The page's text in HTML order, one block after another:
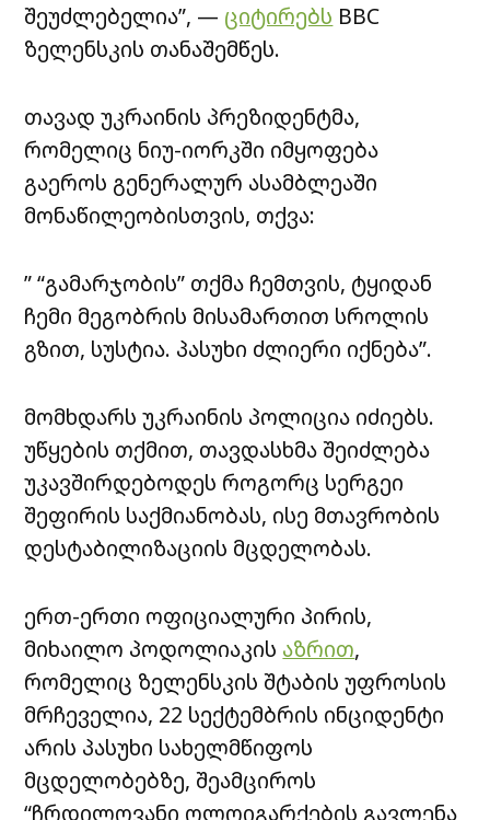
შეუძლებელია”, — ციტირებს BBC
ზელენსკის თანაშემწეს.
თავად უკრაინის პრეზიდენტმა,
რომელიც ნიუ-იორკში იმყოფება
გაეროს გენერალურ ასამბლეაში
მონაწილეობისთვის, თქვა:
” “გამარჯობის” თქმა ჩემთვის, ტყიდან
ჩემი მეგობრის მისამართით სროლის
გზით, სუსტია. პასუხი ძლიერი იქნება”.
მომხდარს უკრაინის პოლიცია იძიებს.
უწყების თქმით, თავდასხმა შეიძლება
უკავშირდებოდეს როგორც სერგეი
შეფირის საქმიანობას, ისე მთავრობის
დესტაბილიზაციის მცდელობას.
ერთ-ერთი ოფიციალური პირის,
მიხაილო პოდოლიაკის აზრით,
რომელიც ზელენსკის შტაბის უფროსის
მრჩეველია, 22 სექტემბრის ინციდენტი
არის პასუხი სახელმწიფოს
მცდელობებზე, შეამციროს
“ჩრდილოვანი ოლოიგარქების გავლენა